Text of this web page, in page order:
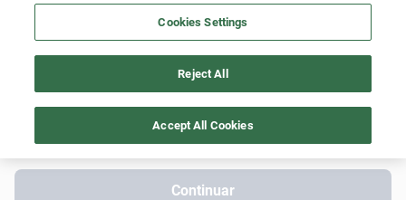
Não perca esta oportunidade!
Faça login para reservar ou agendar uma visita.
Continuar
Cookies Settings
Reject All
Accept All Cookies